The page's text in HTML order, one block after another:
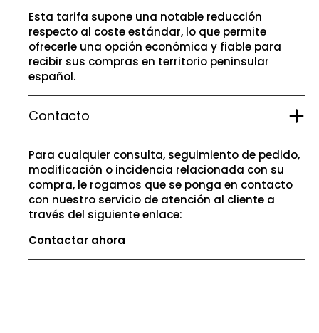
Esta tarifa supone una notable reducción
respecto al coste estándar, lo que permite
ofrecerle una opción económica y fiable para
recibir sus compras en territorio peninsular
español.
Contacto
Para cualquier consulta, seguimiento de pedido,
modificación o incidencia relacionada con su
compra, le rogamos que se ponga en contacto
con nuestro servicio de atención al cliente a
través del siguiente enlace:
Contactar ahora